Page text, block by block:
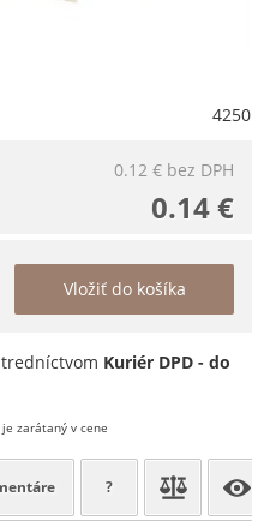
4250
0.12 € bez DPH
0.14 €
Vložiť do košíka
Kuriér DPD - do
zarátaný v cene
?